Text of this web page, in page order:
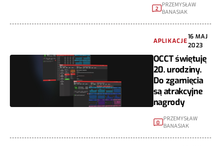
2
PRZEMYSŁAW
BANASIAK
APLIKACJE
16 MAJ
2023
OCCT świętuję
20. urodziny.
Do zgarnięcia
są atrakcyjne
nagrody
0
PRZEMYSŁAW
BANASIAK